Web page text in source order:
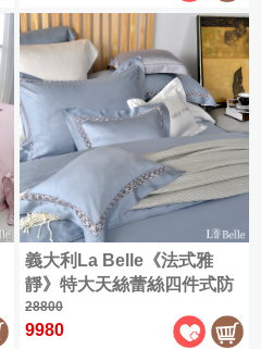
義大利La Belle《法式雅
靜》特大天絲蕾絲四件式防
蹣抗菌吸濕排汗兩用被床包
組(共兩款)
28800
9980